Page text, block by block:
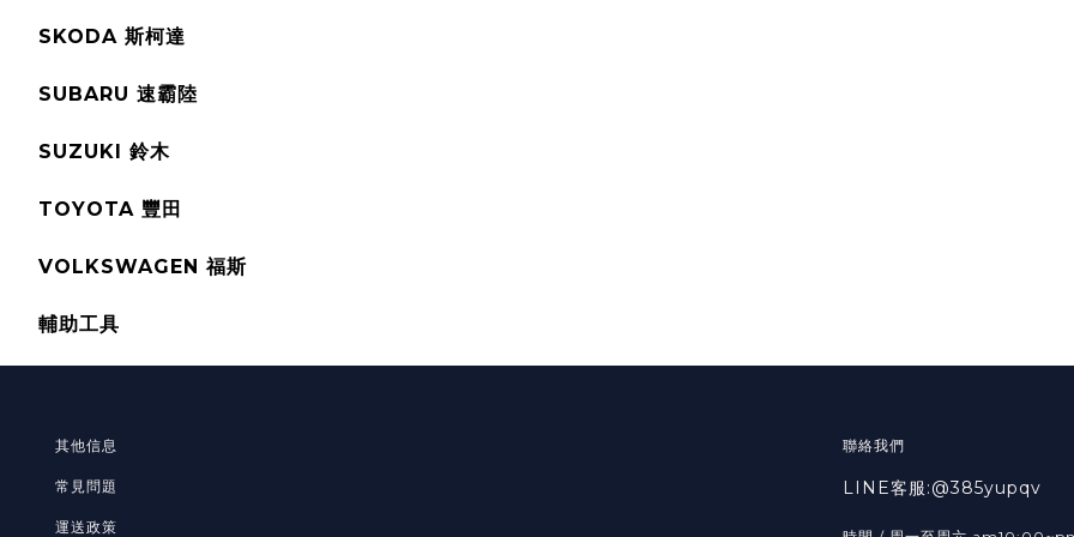
SKODA 斯柯達
SUBARU 速霸陸
SUZUKI 鈴木
TOYOTA 豐田
VOLKSWAGEN 福斯
輔助工具
其他信息
常見問題
運送政策
聯絡我們
LINE客服:@385yupqv